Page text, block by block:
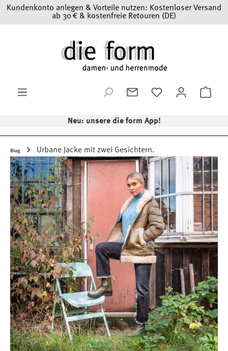
Zum Hauptinhalt springen
Kundenkonto anlegen & Vorteile nutzen: Kostenloser Versand
ab 30 € & kostenfreie Retouren (DE)
Neu: unsere die form App!
Blog Urbane Jacke mit zwei Gesichtern.